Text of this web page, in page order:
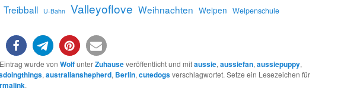
Treibball U-Bahn Valleyoflove Weihnachten Welpen Welpenschule
wurde von WolfunterZuhauseveröffentlicht und mitaussie, aussiefan, aussiepuppy,
, australianshepherd, Berlin, cutedogsverschlagwortet. Setze ein Lesezeichen für
.